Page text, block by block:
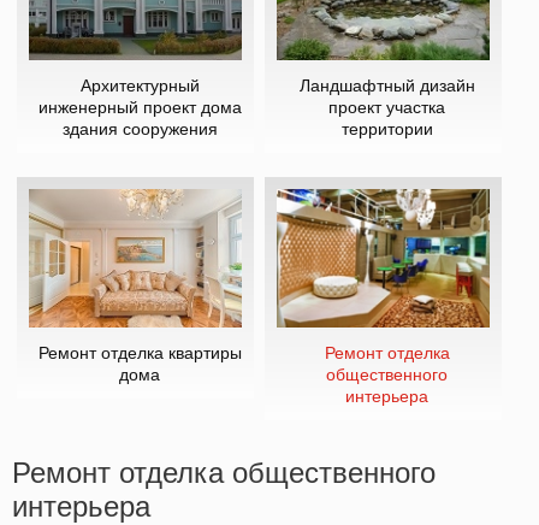
Архитектурный
инженерный проект дома
здания сооружения
Ландшафтный дизайн
проект участка
территории
Ремонт отделка квартиры
дома
Ремонт отделка
общественного
интерьера
Ремонт отделка общественного
интерьера